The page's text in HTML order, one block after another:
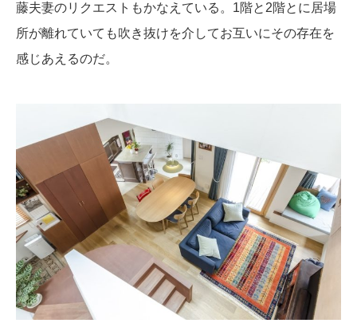
藤夫妻のリクエストもかなえている。1階と2階とに居場
所が離れていても吹き抜けを介してお互いにその存在を
感じあえるのだ。